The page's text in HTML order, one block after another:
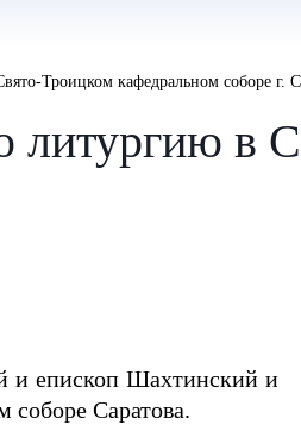
Троицком кафедральном соборе г.
в
и епископ Шахтинский и
Саратова.